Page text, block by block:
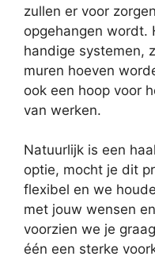
zullen er voor
opgehangen wordt.
handige systemen,
muren hoeven
ook een hoop voor
van werken.
Natuurlijk is een
optie, mocht je dit
flexibel en we
met jouw wensen
voorzien we je
één een sterke